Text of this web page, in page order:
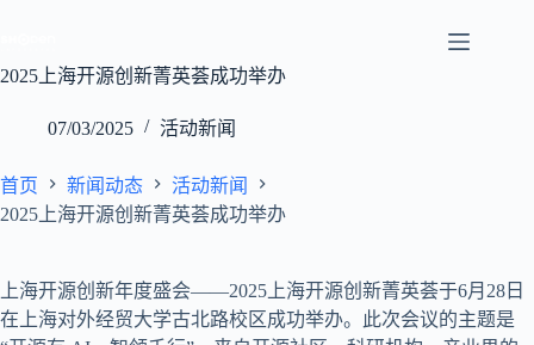
内
2025上海开源创新菁英荟成功举办
07/03/2025 活动新闻
首页 新闻动态
活动新闻
2025上海开源创新菁英荟成功举办
上海开源创新年度盛会——2025上海开源创新菁英荟于6月28日
在上海对外经贸大学古北路校区成功举办。此次会议的主题是